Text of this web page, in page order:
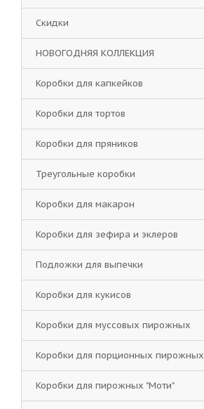
Скидки
НОВОГОДНЯЯ КОЛЛЕКЦИЯ
Коробки для капкейков
Коробки для тортов
Коробки для пряников
Треугольные коробки
Коробки для макарон
Коробки для зефира и эклеров
Подложки для выпечки
Коробки для кукисов
Коробки для муссовых пирожных
Коробки для порционных пирожных
Коробки для пирожных "Моти"